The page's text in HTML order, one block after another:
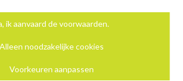
ik aanvaard de voorwaarden.
Alleen noodzakelijke cookies
Voorkeuren aanpassen
op